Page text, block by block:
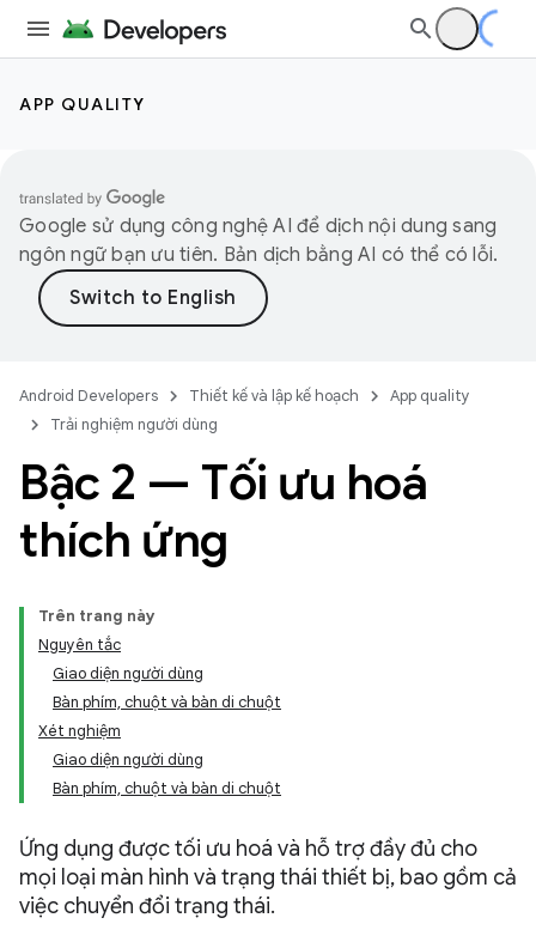
APP QUALITY
Google sử dụng công nghệ AI để dịch nội dung sang
ngôn ngữ bạn ưu tiên. Bản dịch bằng AI có thể có lỗi.
Android Developers Thiết kế và lập kế hoạch
App quality
Trải nghiệm người dùng
Bậc 2 — Tối ưu hoá
thích ứng
Trên trang này
Nguyên tắc
Giao diện người dùng
Bàn phím, chuột và bàn di chuột
Xét nghiệm
Giao diện người dùng
Bàn phím, chuột và bàn di chuột
Ứng dụng được tối ưu hoá và hỗ trợ đầy đủ cho
mọi loại màn hình và trạng thái thiết bị, bao gồm cả
việc chuyển đổi trạng thái.